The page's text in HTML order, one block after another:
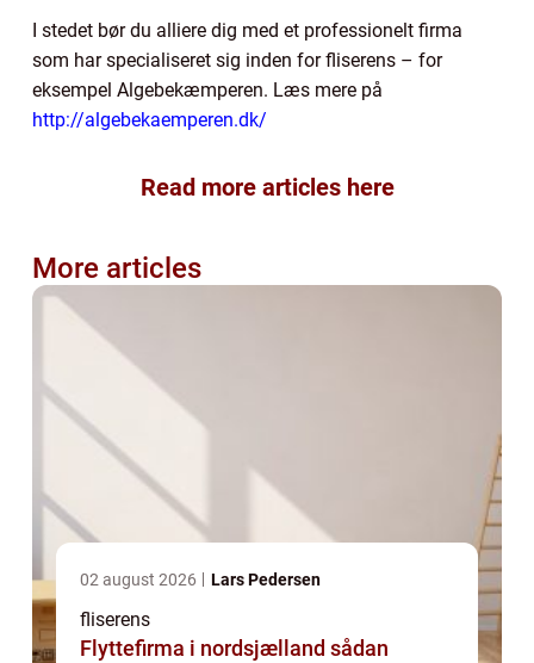
I stedet bør du alliere dig med et professionelt firma
som har specialiseret sig inden for fliserens – for
eksempel Algebekæmperen. Læs mere på
http://algebekaemperen.dk/
Read more articles here
More articles
02 august 2026 Lars Pedersen
fliserens
Flyttefirma i nordsjælland sådan